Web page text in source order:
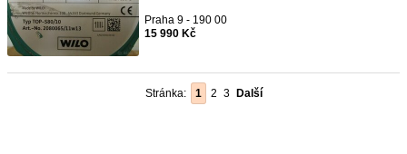
Praha 9 - 190 00
15 990 Kč
Stránka: 1 2 3 Další